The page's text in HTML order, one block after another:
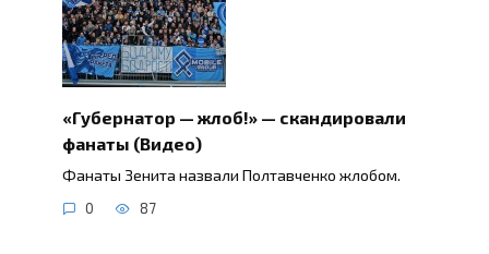
«Губернатор — жлоб!» — скандировали
фанаты (Видео)
Фанаты Зенита назвали Полтавченко жлобом.
0 87